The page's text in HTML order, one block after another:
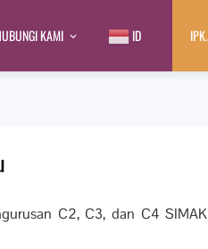
KAMI ID
C2, C3, dan C4